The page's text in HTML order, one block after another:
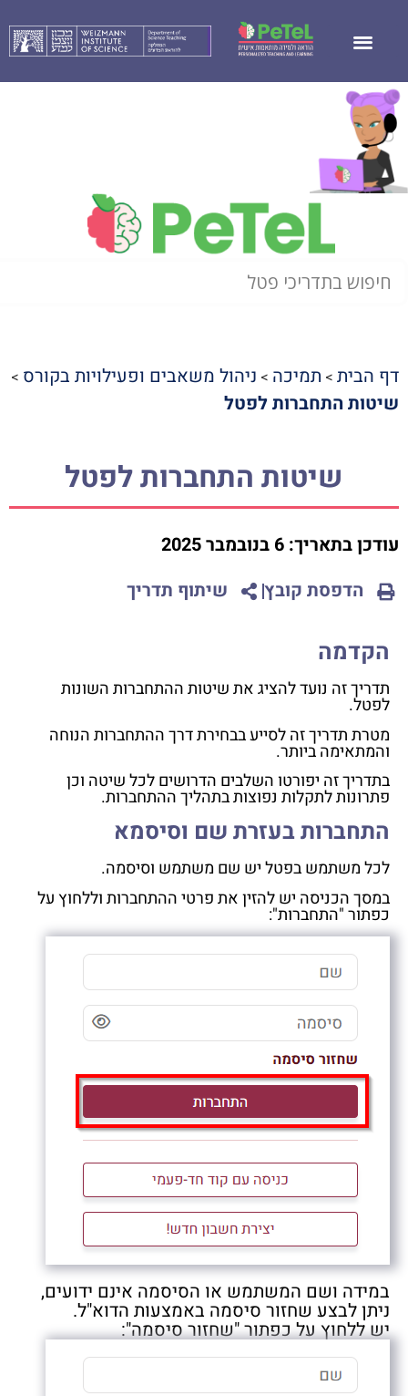
דף הבית>תמיכה>ניהול משאבים ופעילויות בקורס>
שיטות התחברות לפטל
שיטות התחברות לפטל
עודכן בתאריך:6 בנובמבר 2025
הדפסת קובץ
שיתוף תדריך
הקדמה
תדריך זה נועד להציג את שיטות ההתחברות השונות
לפטל.
מטרת תדריך זה לסייע בבחירת דרך ההתחברות הנוחה
והמתאימה ביותר.
בתדריך זה יפורטו השלבים הדרושים לכל שיטה וכן
פתרונות לתקלות נפוצות בתהליך ההתחברות.
התחברות בעזרת שם וסיסמא
לכל משתמש בפטל יש שם משתמש וסיסמה.
במסך הכניסה יש להזין את פרטי ההתחברות וללחוץ על
כפתור "התחברות":
במידה ושם המשתמש או הסיסמה אינם ידועים,
ניתן לבצע שחזור סיסמה באמצעות הדוא"ל.
יש ללחוץ על כפתור "שחזור סיסמה":